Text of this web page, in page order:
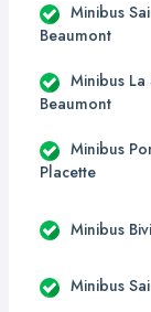
Minibus
Beaumont
Minibus La
Beaumont
Minibus
Placette
Minibus
Minibus